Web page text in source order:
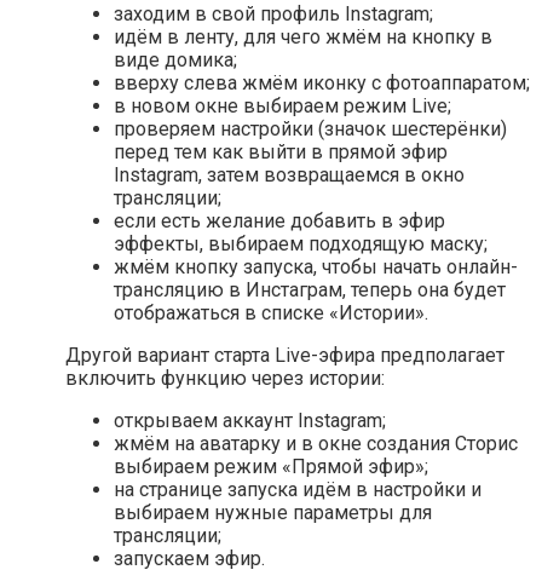
заходим в свой профиль Instagram;
идём в ленту, для чего жмём на кнопку в
виде домика;
вверху слева жмём иконку с фотоаппаратом;
в новом окне выбираем режим Live;
проверяем настройки (значок шестерёнки)
перед тем как выйти в прямой эфир
Instagram, затем возвращаемся в окно
трансляции;
если есть желание добавить в эфир
эффекты, выбираем подходящую маску;
жмём кнопку запуска, чтобы начать онлайн-
трансляцию в Инстаграм, теперь она будет
отображаться в списке «Истории».
Другой вариант старта Live-эфира предполагает
включить функцию через истории:
открываем аккаунт Instagram;
жмём на аватарку и в окне создания Сторис
выбираем режим «Прямой эфир»;
на странице запуска идём в настройки и
выбираем нужные параметры для
трансляции;
запускаем эфир.